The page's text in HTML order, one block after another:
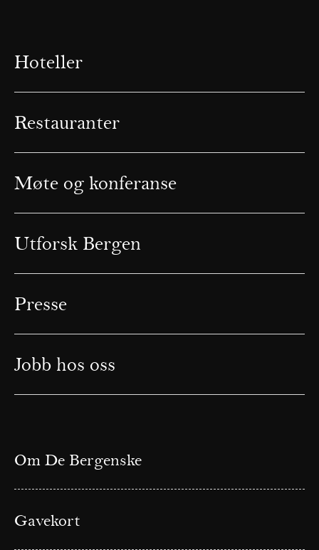
Hoteller
Restauranter
Møte og konferanse
Utforsk Bergen
Presse
Jobb hos oss
Om De Bergenske
Gavekort